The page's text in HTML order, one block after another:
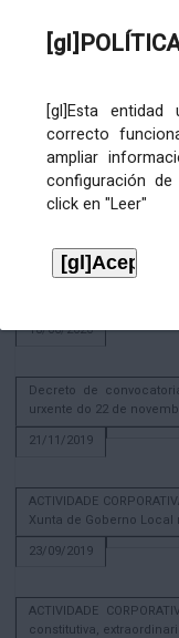
[gl]Esta entidad
correcto
ampliar
configuración
click en "Leer"
28/12/2020
ACTIVIDADE
ACTIVIDADE
18/06/2020
Decreto de
urxente do 22 de
21/11/2019
ACTIVIDADE
Xunta de Goberno
23/09/2019
ACTIVIDADE
constitutiva,